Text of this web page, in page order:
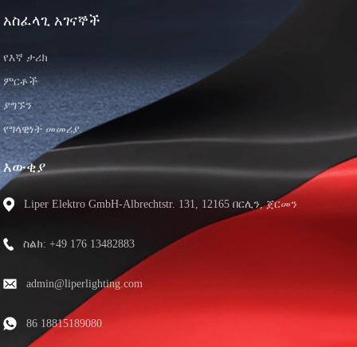
አስፈላጊ አገናኞች
የእኛ ታሪክ
ምርቶች
ያግኙን
የግላዊነት መመሪያ
እውቂያ
Liper Elektro GmbH-Albrechtstr. 131, 12165 በርሊን, ጀርመን
ስልክ: +49 176 13482883
admin@liperlighting.com
86 18815189080